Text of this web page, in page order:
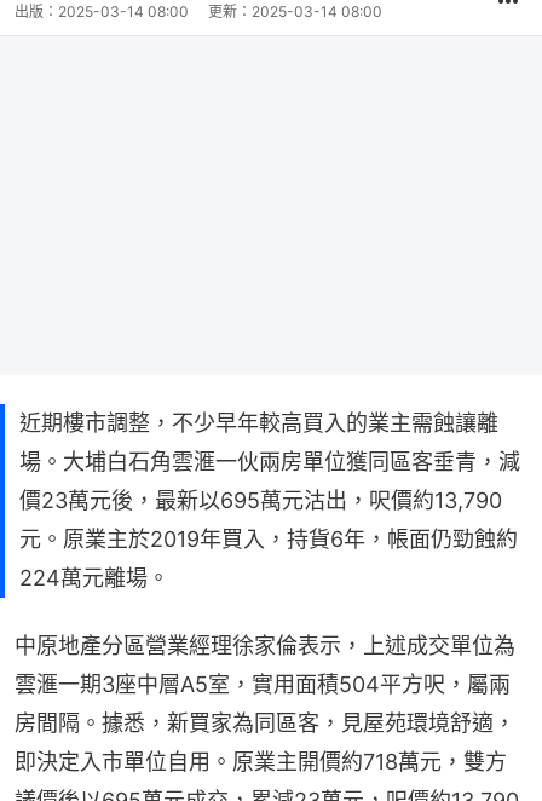
出版： 2025-03-14 08:00 更新： 2025-03-14 08:00
近期樓市調整，不少早年較高買入的業主需蝕讓離
場。大埔白石角雲滙一伙兩房單位獲同區客垂青，減
價23萬元後，最新以695萬元沽出，呎價約13,790
元。原業主於2019年買入，持貨6年，帳面仍勁蝕約
224萬元離場。
中原地產分區營業經理徐家倫表示，上述成交單位為
雲滙一期3座中層A5室，實用面積504平方呎，屬兩
房間隔。據悉，新買家為同區客，見屋苑環境舒適，
即決定入市單位自用。原業主開價約718萬元，雙方